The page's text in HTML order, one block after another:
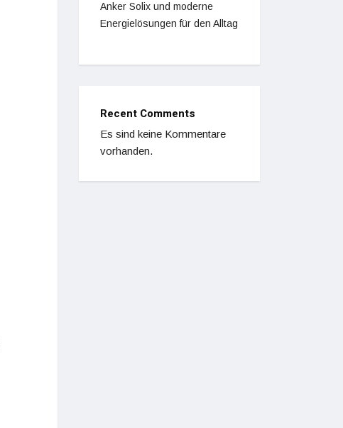
Anker Solix und moderne
Energielösungen für den Alltag
Recent Comments
Es sind keine Kommentare
vorhanden.